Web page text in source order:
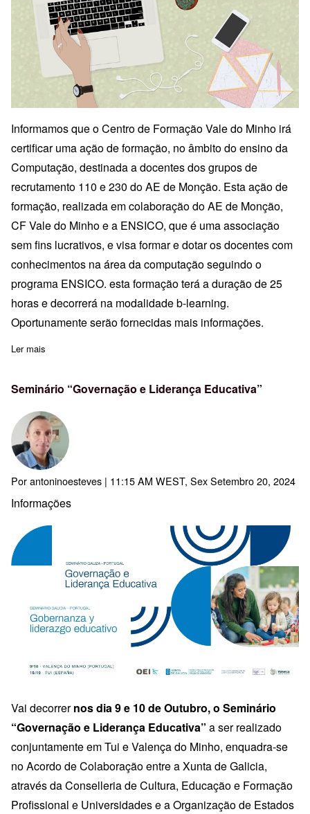
Informamos que o Centro de Formação Vale do Minho irá
certificar uma ação de formação, no âmbito do ensino da
Computação, destinada a docentes dos grupos de
recrutamento 110 e 230 do AE de Monção. Esta ação de
formação, realizada em colaboração do AE de Monção,
CF Vale do Minho e a ENSICO, que é uma associação
sem fins lucrativos, e visa formar e dotar os docentes com
conhecimentos na área da computação seguindo o
programa ENSICO. esta formação terá a duração de 25
horas e decorrerá na modalidade b-learning.
Oportunamente serão fornecidas mais informações.
Ler mais
Seminário “Governação e Liderança Educativa”
Porantoninoesteves | 11:15 AM WEST, Sex Setembro 20, 2024
Informações
Vai decorrernos dia 9 e 10 de Outubro, o Seminário
“Governação e Liderança Educativa” a ser realizado
conjuntamente em Tui e Valença do Minho, enquadra-se
no Acordo de Colaboração entre a Xunta de Galicia,
através da Conselleria de Cultura, Educação e Formação
Profissional e Universidades e a Organização de Estados